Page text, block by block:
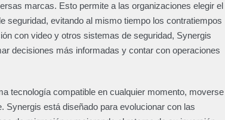
marcas. Esto permite a las organizaciones elegir el
seguridad, evitando al mismo tiempo los contratiempos
con video y otros sistemas de seguridad, Synergis
decisiones más informadas y contar con operaciones
tecnología compatible en cualquier momento, moverse
Synergis está diseñado para evolucionar con las